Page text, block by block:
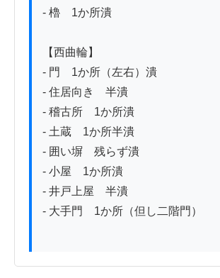
- 櫓　1か所潰
【西曲輪】
- 門　1か所（左右）潰
- 住居向き　半潰
- 稽古所　1か所潰
- 土蔵　1か所半潰
- 囲い塀　残らず潰
- 小屋　1か所潰
- 井戸上屋　半潰
- 大手門　1か所（但し二階門）